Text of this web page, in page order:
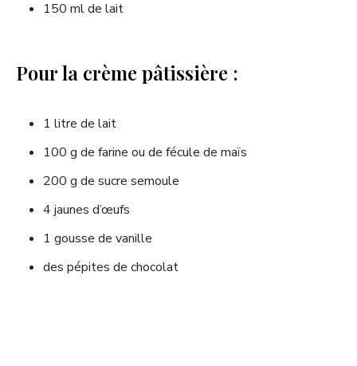
150 ml de lait
Pour la crème pâtissière :
1 litre de lait
100 g de farine ou de fécule de maïs
200 g de sucre semoule
4 jaunes d’œufs
1 gousse de vanille
des pépites de chocolat